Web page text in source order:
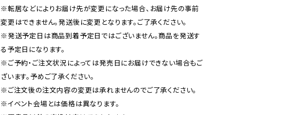
※転居などによりお届け先が変更になった場合、お届け先の事前
変更はできません。発送後に変更となります。ご了承ください。
※発送予定日は商品到着予定日ではございません。商品を発送す
る予定日になります。
※ご予約・ご注文状況によっては発売日にお届けできない場合もご
ざいます。予めご了承ください。
※ご注文後の注文内容の変更は承れませんのでご了承ください。
※イベント会場とは価格は異なります。